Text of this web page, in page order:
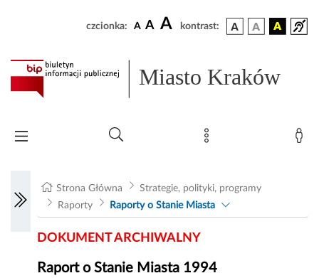
czcionka: A A A kontrast:
Miasto Kraków
Strona Główna
Strategie, polityki, programy
Raporty
Raporty o Stanie Miasta
DOKUMENT ARCHIWALNY
Raport o Stanie Miasta 1994